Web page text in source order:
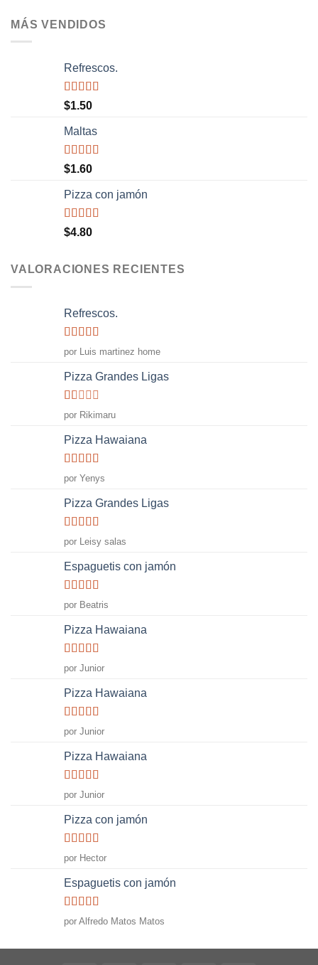
MÁS VENDIDOS
Refrescos.
Valorado
con
5
$1.50
Maltas
Valorado
con
5
$1.60
Pizza con jamón
Valorado
con
$4.80
VALORACIONES RECIENTES
Refrescos.
Valorado
con
por Luis martinez home
Pizza Grandes Ligas
Valorado
con
1
de
5
por Rikimaru
Pizza Hawaiana
Valorado
con
de 5
por Yenys
Pizza Grandes Ligas
Valorado
con
de
5
por Leisy salas
Espaguetis con jamón
Valorado
con
por Beatris
Pizza Hawaiana
Valorado
con
por Junior
Pizza Hawaiana
Valorado
con
por Junior
Pizza Hawaiana
Valorado
con
por Junior
Pizza con jamón
Valorado
con
por Hector
Espaguetis con jamón
Valorado
con
por Alfredo Matos Matos